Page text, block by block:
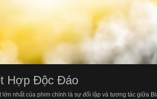
Hợp Độc Đáo
lớn nhất của phim chính là sự đối lập và tương tác giữa